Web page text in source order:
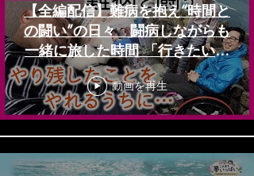
【全編配信】難病を抱え“時間と
の闘い”の日々 闘病しながらも
一緒に旅した時間 「行きたいと
ころにいけるうちに…」 大切な
旅の実現をお手伝い｜難病の僕
と出かけませんか？〈カンテ
動画を再生